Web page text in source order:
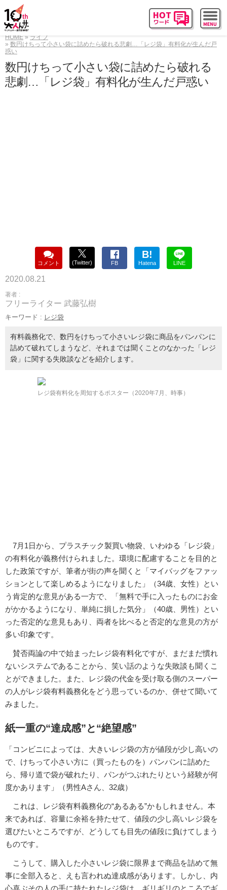
HOME
ライフ
数円けちって小さい袋に詰めたら破れる悲劇…「レジ袋」有料化が生んだ戸
惑い
数円けちって小さい袋に詰めたら破れる
悲劇…「レジ袋」有料化が生んだ戸惑い
コメント (Twitter) FB
B!
Hatena LINE
2020.08.21
著者 :
フリーライター 武藤弘樹
キーワード : レジ袋
有料義務化で、数円をけちって小さいレジ袋に商品をパンパンに
詰めて破れてしまうなど、それまでは聞くことのなかった「レジ
袋」に関する失敗談などを紹介します。
レジ袋有料化を周知するポスター（2020年7月、時事）
7月1日から、プラスチック製買い物袋、いわゆる「レジ袋」
の有料化が義務付けられました。環境に配慮することを目的と
した政策ですが、筆者が街の声を聞くと「マイバッグをファッ
ションとして楽しめるようになりました」（34歳、女性）とい
う肯定的な意見がある一方で、「無料で手に入ったものにお金
がかかるようになり、単純に損した気分」（40歳、男性）とい
った否定的な意見もあり、両者を比べると否定的な意見の方が
多い印象です。
賛否両論の中で始まったレジ袋有料化ですが、まだまだ慣れ
ないシステムであることから、笑い話のような失敗談も聞くこ
とができました。また、レジ袋の代金を受け取る側のスーパー
の人がレジ袋有料義務化をどう思っているのか、併せて聞いて
みました。
紙一重の“達成感”と“絶望感”
「コンビニによっては、大きいレジ袋の方が値段が少し高いの
で、けちって小さい方に（買ったものを）パンパンに詰めた
ら、帰り道で袋が破れたり、パンがつぶれたりという経験が何
度かあります」（男性Aさん、32歳）
これは、レジ袋有料義務化の“あるある”かもしれません。本
来であれば、容量に余裕を持たせて、値段の少し高いレジ袋を
選びたいところですが、どうしても目先の値段に負けてしまう
ものです。
こうして、購入した小さいレジ袋に限界まで商品を詰めて無
事に全部入ると、えも言われぬ達成感があります。しかし、内